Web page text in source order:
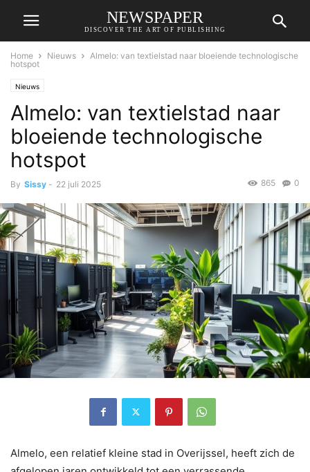
NEWSPAPER
DISCOVER THE ART OF PUBLISHING
Home Nieuws
Almelo: van textielstad naar bloeiende technologische
hotspot
Nieuws
Almelo: van textielstad naar
bloeiende technologische
hotspot
By Sissy - 22 juli 2025 0
865
Almelo, een relatief kleine stad in Overijssel, heeft zich de